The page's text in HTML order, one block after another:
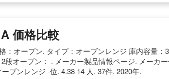
価格比較
オープン. タイプ：オーブンレンジ 庫内容量：
オーブン： . メーカー製品情報ページ. メーカ
ブンレンジ -位. 4.38 14 人. 37件. 2020年.